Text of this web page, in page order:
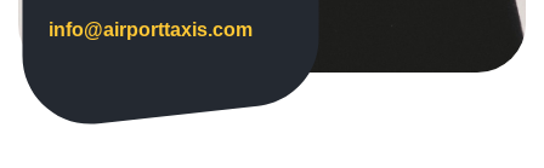
info@airporttaxis.com